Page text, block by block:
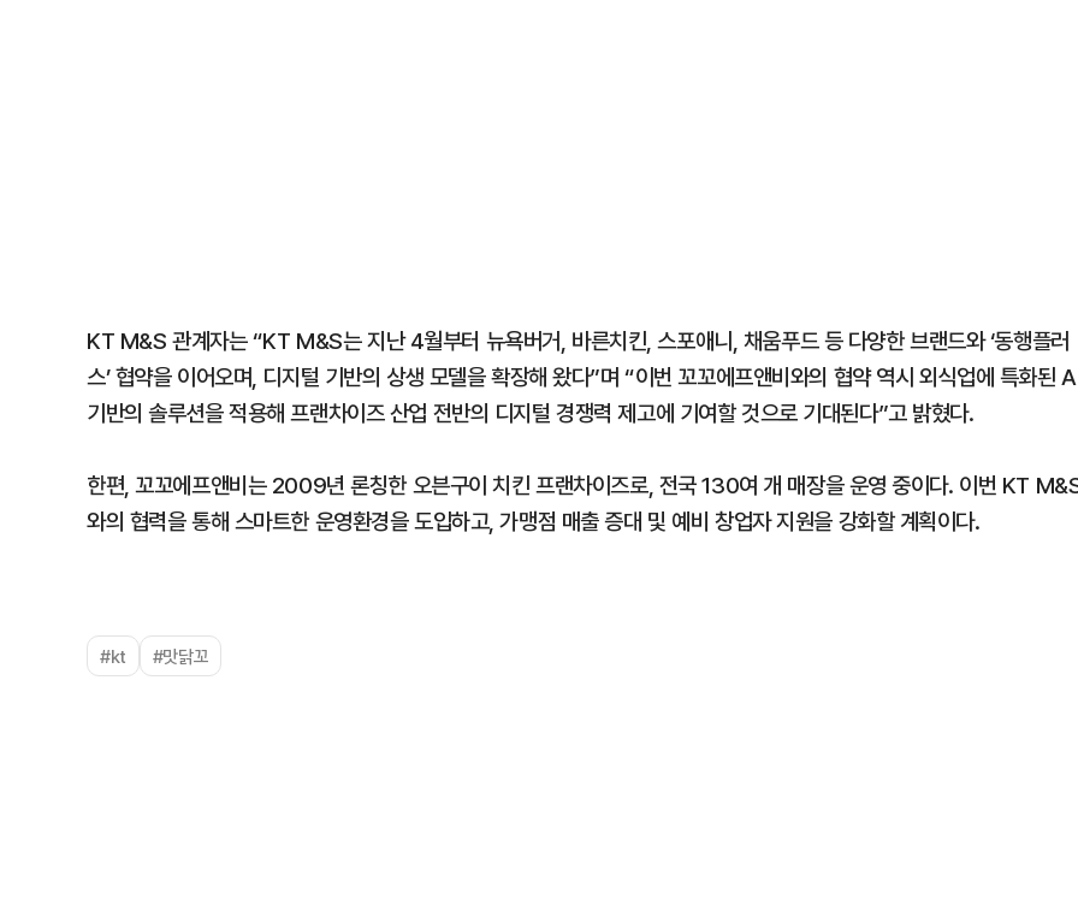
KT M&S 관계자는 “KT M&S는 지난 4월부터 뉴욕버거, 바른치킨, 스포애니, 채움푸드 등 다양한 브랜드와 ‘동행플러
스’ 협약을 이어오며, 디지털 기반의 상생 모델을 확장해 왔다”며 “이번 꼬꼬에프앤비와의 협약 역시 외식업에 특화된
기반의 솔루션을 적용해 프랜차이즈 산업 전반의 디지털 경쟁력 제고에 기여할 것으로 기대된다”고 밝혔다.
한편, 꼬꼬에프앤비는 2009년 론칭한 오븐구이 치킨 프랜차이즈로, 전국 130여 개 매장을 운영 중이다. 이번 KT
와의 협력을 통해 스마트한 운영환경을 도입하고, 가맹점 매출 증대 및 예비 창업자 지원을 강화할 계획이다.
#kt #맛닭꼬